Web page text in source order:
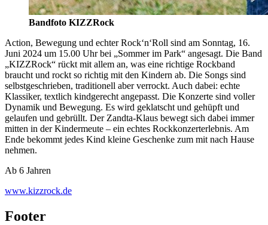
Bandfoto KIZZRock
Action, Bewegung und echter Rock‘n‘Roll sind am Sonntag, 16.
Juni 2024 um 15.00 Uhr bei „Sommer im Park“ angesagt. Die Band
„KIZZRock“ rückt mit allem an, was eine richtige Rockband
braucht und rockt so richtig mit den Kindern ab. Die Songs sind
selbstgeschrieben, traditionell aber verrockt. Auch dabei: echte
Klassiker, textlich kindgerecht angepasst. Die Konzerte sind voller
Dynamik und Bewegung. Es wird geklatscht und gehüpft und
gelaufen und gebrüllt. Der Zandta-Klaus bewegt sich dabei immer
mitten in der Kindermeute – ein echtes Rockkonzerterlebnis. Am
Ende bekommt jedes Kind kleine Geschenke zum mit nach Hause
nehmen.
Ab 6 Jahren
www.kizzrock.de
Footer